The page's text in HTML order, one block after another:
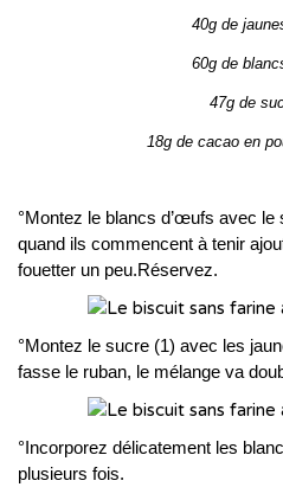
40g de
60g de
47g de
18g de cacao en
°Montez le blancs d’œufs avec
quand ils commencent à tenir
fouetter un peu.Réservez.
°Montez le sucre (1) avec les
fasse le ruban, le mélange va
°Incorporez délicatement les
plusieurs fois.